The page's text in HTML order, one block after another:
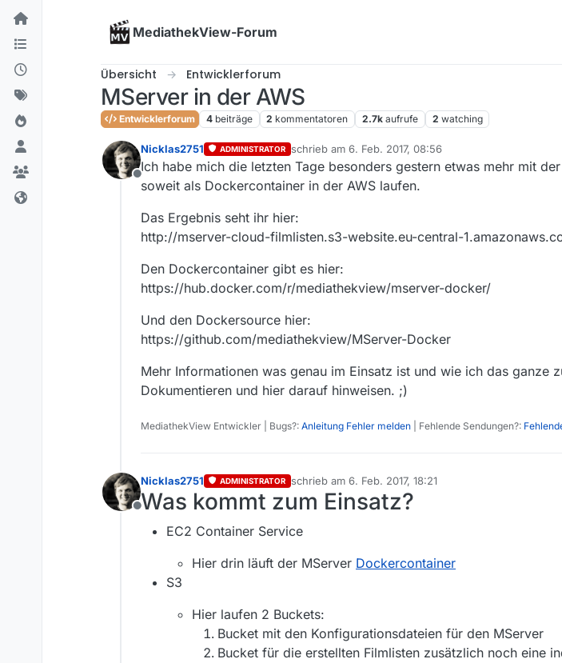
Skip to content
MediathekView-Forum
Übersicht Entwicklerforum
MServer in der AWS
Entwicklerforum 4 beiträge 2 kommentatoren 2.7k aufrufe 2 watching
Offline
Nicklas2751 ADMINISTRATOR schrieb am 6. Feb. 2017, 08:56
zuletzt editiert von
Ich habe mich die letzten Tage besonders gestern etwas mehr mit
soweit als Dockercontainer in der AWS laufen.
Das Ergebnis seht ihr hier:
http://mserver-cloud-filmlisten.s3-website.eu-central-
Den Dockercontainer gibt es hier:
https://hub.docker.com/r/mediathekview/mserver-docker/
Und den Dockersource hier:
https://github.com/mediathekview/MServer-Docker
Mehr Informationen was genau im Einsatz ist und wie ich das ganze
Dokumentieren und hier darauf hinweisen. ;)
MediathekView Entwickler | Bugs?: Anleitung Fehler melden | Fehlende Sendungen?:
Offline
Nicklas2751 ADMINISTRATOR schrieb am 6. Feb. 2017, 18:21
zuletzt editiert von
Was kommt zum Einsatz?
EC2 Container Service
Hier drin läuft der MServer Dockercontainer
S3
Hier laufen 2 Buckets:
Bucket mit den Konfigurationsdateien für den MServer
Bucket für die erstellten Filmlisten zusätzlich noch eine